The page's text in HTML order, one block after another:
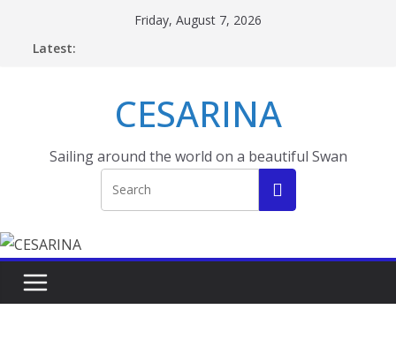
Friday, August 7, 2026
Latest:
CESARINA
Sailing around the world on a beautiful Swan